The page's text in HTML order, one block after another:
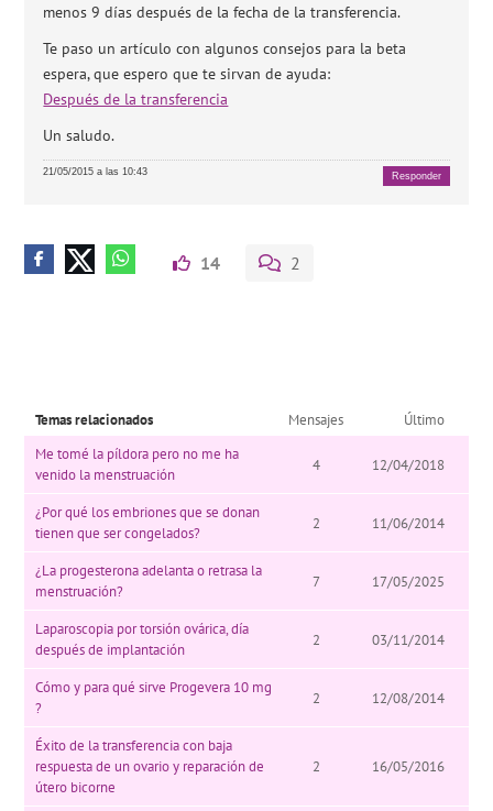
menos 9 días después de la fecha de la transferencia.
Te paso un artículo con algunos consejos para la beta
espera, que espero que te sirvan de ayuda:
Después de la transferencia
Un saludo.
21/05/2015 a las 10:43 Responder
14 2
Temas relacionados Mensajes
Último
Me tomé la píldora pero no me ha
venido la menstruación
4 12/04/2018
¿Por qué los embriones que se donan
tienen que ser congelados?
2 11/06/2014
¿La progesterona adelanta o retrasa la
menstruación?
7 17/05/2025
Laparoscopia por torsión ovárica, día
después de implantación
2 03/11/2014
Cómo y para qué sirve Progevera 10 mg
?
2 12/08/2014
Éxito de la transferencia con baja
respuesta de un ovario y reparación de
útero bicorne
2 16/05/2016